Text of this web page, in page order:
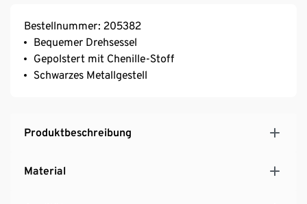
Bestellnummer: 205382
Bequemer Drehsessel
Gepolstert mit Chenille-Stoff
Schwarzes Metallgestell
Produktbeschreibung
Material